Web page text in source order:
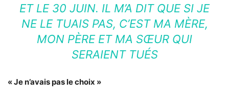
ET LE 30 JUIN. IL M’A DIT QUE SI JE
NE LE TUAIS PAS, C’EST MA MÈRE,
MON PÈRE ET MA SŒUR QUI
SERAIENT TUÉS
« Je n’avais pas le choix »